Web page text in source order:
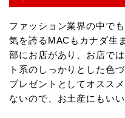
ファッション業界の中で
気を誇るMACもカナダ生
部にお店があり、お店で
ト系のしっかりとした色
プレゼントとしてオスス
ないので、お土産にもい